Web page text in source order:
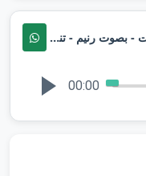
زفات 2024 | غار القمر يوم اقبلت - بصوت رنيم - تنفيذها بالأسماء
00:00